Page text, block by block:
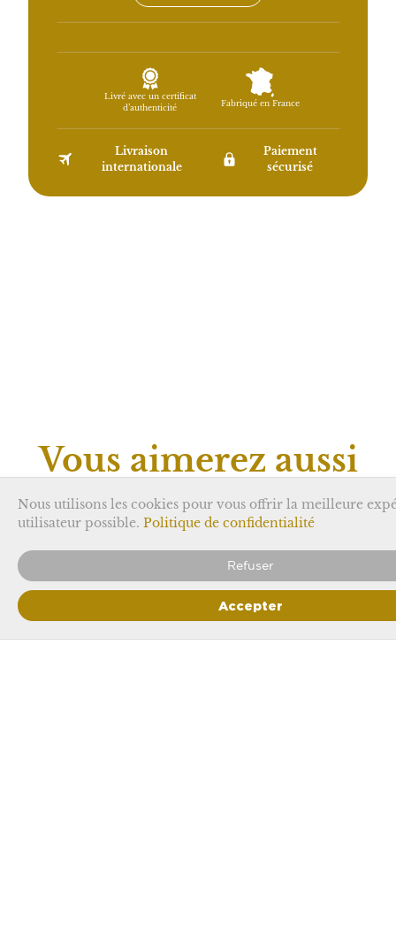
Livré avec un certificat
d’authenticité
Fabriqué en France
Livraison
internationale
Paiement
sécurisé
Vous aimerez aussi
Nous utilisons les cookies pour vous offrir la meilleure
utilisateur possible. Politique de confidentialité
Refuser
Accepter